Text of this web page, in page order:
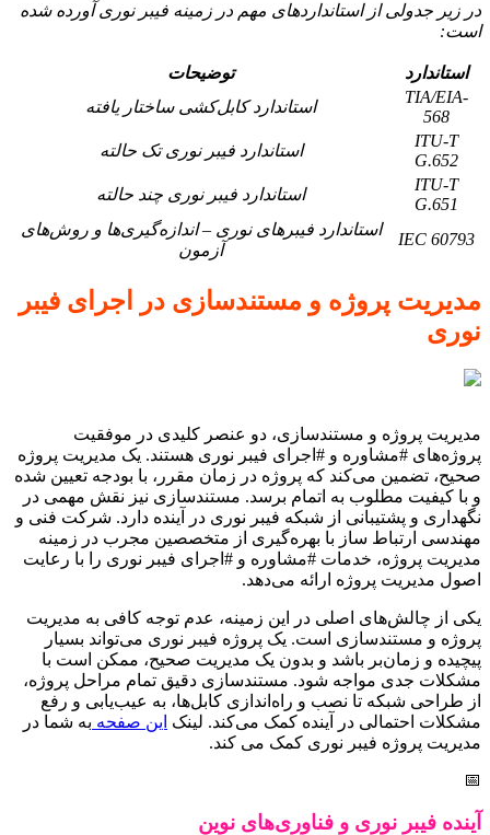
در زیر جدولی از استانداردهای مهم در زمینه فیبر نوری آورده شده
است:
استاندارد
توضیحات
TIA/EIA-
568
استاندارد کابل‌کشی ساختار یافته
ITU-T
G.652
استاندارد فیبر نوری تک حالته
ITU-T
G.651
استاندارد فیبر نوری چند حالته
IEC 60793
استاندارد فیبرهای نوری – اندازه‌گیری‌ها و روش‌های
آزمون
مدیریت پروژه و مستندسازی در اجرای فیبر
نوری
مدیریت پروژه و مستندسازی، دو عنصر کلیدی در موفقیت
پروژه‌های #مشاوره و #اجرای فیبر نوری هستند. یک مدیریت پروژه
صحیح، تضمین می‌کند که پروژه در زمان مقرر، با بودجه تعیین شده
و با کیفیت مطلوب به اتمام برسد. مستندسازی نیز نقش مهمی در
نگهداری و پشتیبانی از شبکه فیبر نوری در آینده دارد. شرکت فنی و
مهندسی ارتباط ساز با بهره‌گیری از متخصصین مجرب در زمینه
مدیریت پروژه، خدمات #مشاوره و #اجرای فیبر نوری را با رعایت
اصول مدیریت پروژه ارائه می‌دهد.
یکی از چالش‌های اصلی در این زمینه، عدم توجه کافی به مدیریت
پروژه و مستندسازی است. یک پروژه فیبر نوری می‌تواند بسیار
پیچیده و زمان‌بر باشد و بدون یک مدیریت صحیح، ممکن است با
مشکلات جدی مواجه شود. مستندسازی دقیق تمام مراحل پروژه،
از طراحی شبکه تا نصب و راه‌اندازی کابل‌ها، به عیب‌یابی و رفع
مشکلات احتمالی در آینده کمک می‌کند. لینک این صفحه به شما در
مدیریت پروژه فیبر نوری کمک می کند.
📅
آینده فیبر نوری و فناوری‌های نوین